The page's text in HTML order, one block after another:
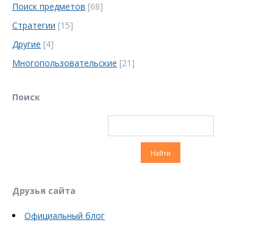
Поиск предметов [68]
Стратегии [15]
Другие [4]
Многопользовательские [21]
Поиск
Друзья сайта
Официальный блог